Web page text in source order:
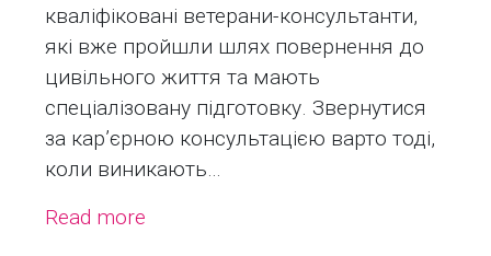
кваліфіковані ветерани-консультанти,
які вже пройшли шлях повернення до
цивільного життя та мають
спеціалізовану підготовку. Звернутися
за кар’єрною консультацією варто тоді,
коли виникають…
Read more